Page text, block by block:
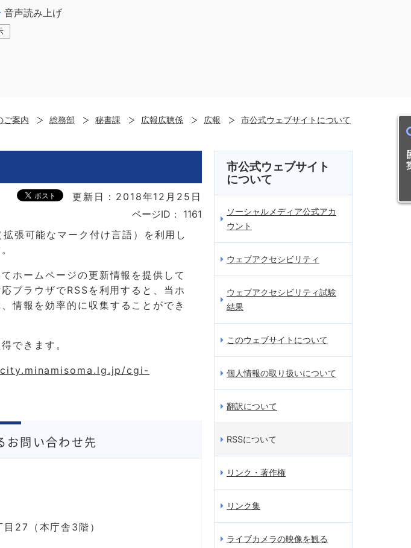
音声読み上げ
目
ご案内 総務部 秘書課 広報広聴係 広報
市公式ウェブサイトについて
更新日：2018年12月25日
ページID：
1161
張可能なマーク付け言語）を利用し
ホームページの更新情報を提供して
ブラウザでRSSを利用すると、当ホ
情報を効率的に収集することができ
できます。
cgi-
お問い合わせ先
27（本庁舎3階）
市公式ウェブサイト
について
ソーシャルメディア公式アカ
ウント
ウェブアクセシビリティ
ウェブアクセシビリティ試験
結果
このウェブサイトについて
個人情報の取り扱いについて
翻訳について
RSSについて
リンク・著作権
リンク集
ライブカメラの映像を観る